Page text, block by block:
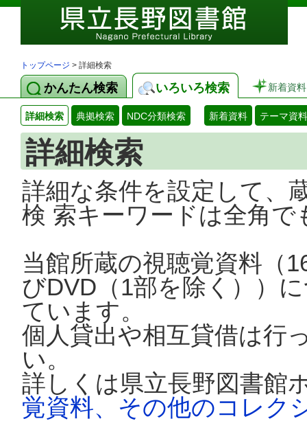
トップページ > 詳細検索
かんたん検索 いろいろ検索 新着資料
詳細検索 典拠検索 NDC分類検索 新着資料 テーマ資料
詳細検索
詳細な条件を設定して、
検 索キーワードは全角
当館所蔵の視聴覚資料（
びDVD（1部を除く））
ています。
個人貸出や相互貸借は行
い。
詳しくは県立長野図書館
覚資料、その他のコレク